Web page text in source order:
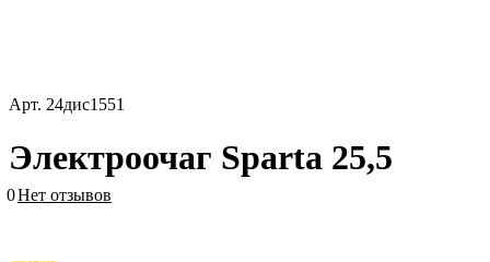
Арт. 24дис1551
Электроочаг Sparta 25,5
0Нет отзывов